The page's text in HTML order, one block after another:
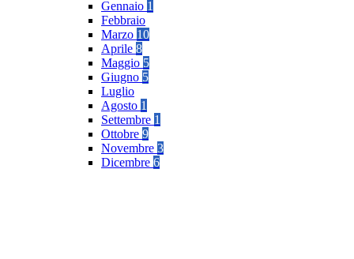
Gennaio 1
Febbraio
Marzo 10
Aprile 8
Maggio 5
Giugno 5
Luglio
Agosto 1
Settembre 1
Ottobre 9
Novembre 3
Dicembre 6